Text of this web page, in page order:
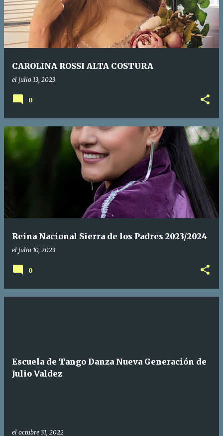
CAROLINA ROSSI ALTA COSTURA
el julio 13, 2023
0
Reina Nacional Sierra de los Padres 2023/2024
el julio 10, 2023
0
Escuela de Tango Danza Nueva Generación de
Julio Valdez
el octubre 31, 2022